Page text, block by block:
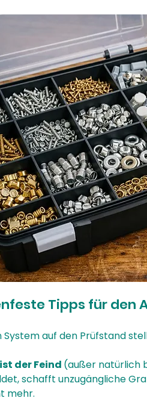
Tipps für den
System auf den Prüfstand
der Feind (außer natürlich
schafft unzugängliche
mehr.